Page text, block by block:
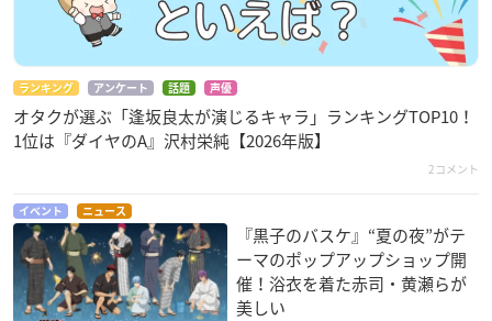
ランキング アンケート 話題 声優
オタクが選ぶ「逢坂良太が演じるキャラ」ランキングTOP10！
1位は『ダイヤのA』沢村栄純【2026年版】
2コメント
イベント ニュース
『黒子のバスケ』“夏の夜”がテ
ーマのポップアップショップ開
催！浴衣を着た赤司・黄瀬らが
美しい